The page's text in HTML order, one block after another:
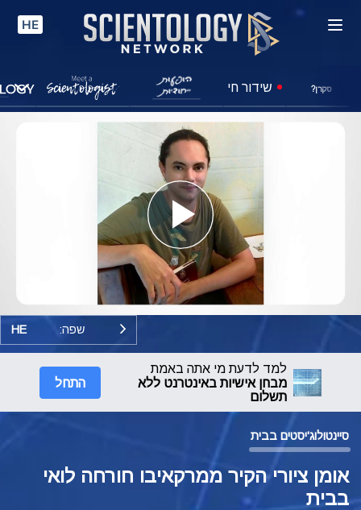
HE
סקרן? שידור חי
Play
Video
שפה: HE
למד לדעת מי אתה באמת
מבחן אישיות באינטרנט ללא
תשלום
התחל
סיינטולוג'יסטים בבית
אומן ציורי הקיר ממרקאיבו חורחה לואי
בבית